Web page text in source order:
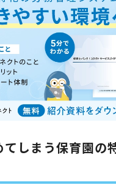
てしまう保育園の